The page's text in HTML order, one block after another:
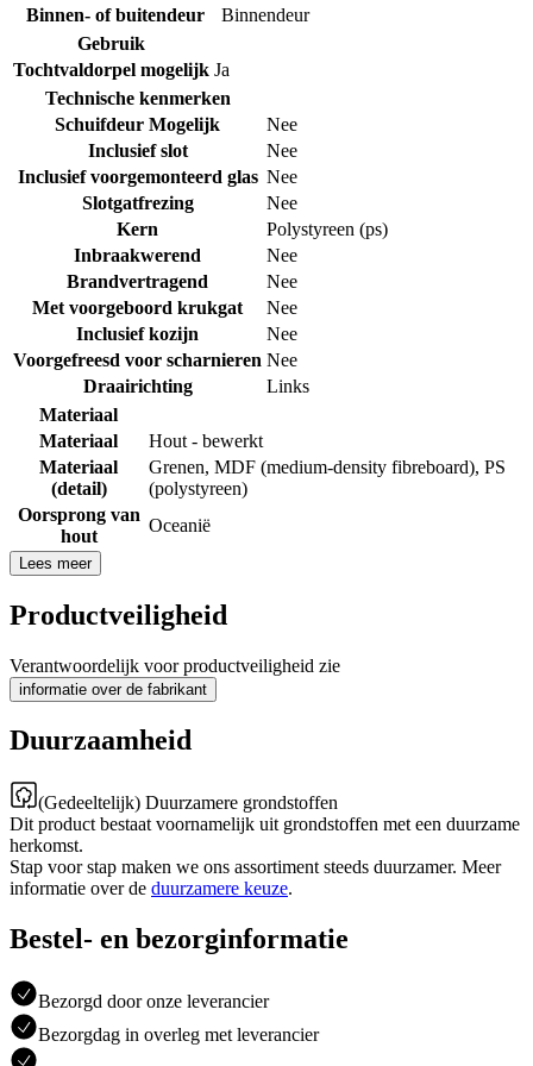
Binnen- of buitendeur
Binnendeur
Gebruik
Tochtvaldorpel mogelijk Ja
Technische kenmerken
Schuifdeur Mogelijk
Nee
Inclusief slot
Nee
Inclusief voorgemonteerd glas Nee
Slotgatfrezing
Nee
Kern
Polystyreen (ps)
Inbraakwerend
Nee
Brandvertragend
Nee
Met voorgeboord krukgat
Nee
Inclusief kozijn
Nee
Voorgefreesd voor scharnieren Nee
Draairichting
Links
Materiaal
Materiaal
Hout - bewerkt
Materiaal
(detail)
Grenen, MDF (medium-density fibreboard), PS
(polystyreen)
Oorsprong van
hout
Oceanië
Lees meer
Productveiligheid
Verantwoordelijk voor productveiligheid zie
informatie over de fabrikant
Duurzaamheid
(Gedeeltelijk) Duurzamere grondstoffen
Dit product bestaat voornamelijk uit grondstoffen met een duurzame
herkomst.
Stap voor stap maken we ons assortiment steeds duurzamer. Meer
informatie over de duurzamere keuze.
Bestel- en bezorginformatie
Bezorgd door onze leverancier
Bezorgdag in overleg met leverancier